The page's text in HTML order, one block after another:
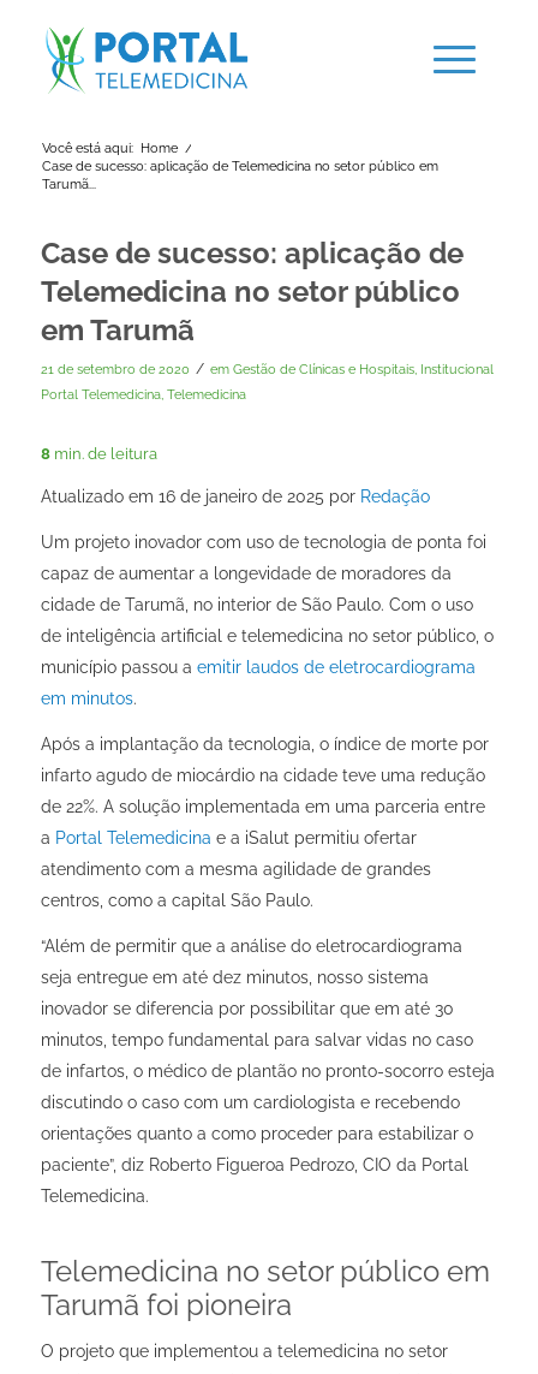
Você está aqui: Home /
Case de sucesso: aplicação de Telemedicina no setor público em
Tarumã...
Case de sucesso: aplicação de
Telemedicina no setor público
em Tarumã
21 de setembro de 2020 / em Gestão de Clínicas e Hospitais, Institucional
Portal Telemedicina, Telemedicina
8 min. de leitura
Atualizado em 16 de janeiro de 2025 por Redação
Um projeto inovador com uso de tecnologia de ponta foi
capaz de aumentar a longevidade de moradores da
cidade de Tarumã, no interior de São Paulo. Com o uso
de inteligência artificial e telemedicina no setor público, o
município passou a emitir laudos de eletrocardiograma
em minutos.
Após a implantação da tecnologia, o índice de morte por
infarto agudo de miocárdio na cidade teve uma redução
de 22%. A solução implementada em uma parceria entre
a Portal Telemedicina e a iSalut permitiu ofertar
atendimento com a mesma agilidade de grandes
centros, como a capital São Paulo.
“Além de permitir que a análise do eletrocardiograma
seja entregue em até dez minutos, nosso sistema
inovador se diferencia por possibilitar que em até 30
minutos, tempo fundamental para salvar vidas no caso
de infartos, o médico de plantão no pronto-socorro esteja
discutindo o caso com um cardiologista e recebendo
orientações quanto a como proceder para estabilizar o
paciente”, diz Roberto Figueroa Pedrozo, CIO da Portal
Telemedicina.
Telemedicina no setor público em
Tarumã foi pioneira
O projeto que implementou a telemedicina no setor